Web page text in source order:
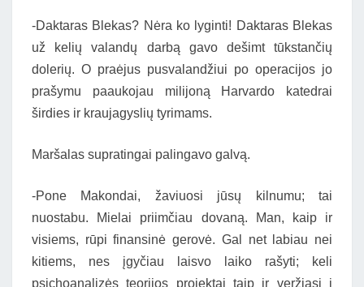
-Daktaras Blekas? Nėra ko lyginti! Daktaras Blekas
už kelių valandų darbą gavo dešimt tūkstančių
dolerių. O praėjus pusvalandžiui po operacijos jo
prašymu paaukojau milijoną Harvardo katedrai
širdies ir kraujagyslių tyrimams.
Maršalas supratingai palingavo galvą.
-Pone Makondai, žaviuosi jūsų kilnumu; tai
nuostabu. Mielai priimčiau dovaną. Man, kaip ir
visiems, rūpi finansinė gerovė. Gal net labiau nei
kitiems, nes įgyčiau laisvo laiko rašyti; keli
psichoanalizės teorijos projektai taip ir veržiasi į